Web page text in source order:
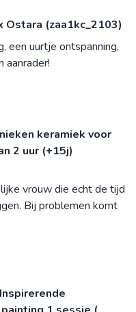
(zaa1kc_2103)
een uurtje ontspanning,
aanrader!
keramiek voor
2 uur (+15j)
vrouw die echt de tijd
Bij problemen komt